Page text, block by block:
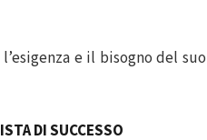
e il bisogno del suo
DI SUCCESSO